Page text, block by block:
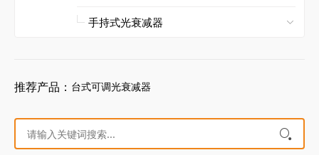
推荐产品： 台式可调光衰减器